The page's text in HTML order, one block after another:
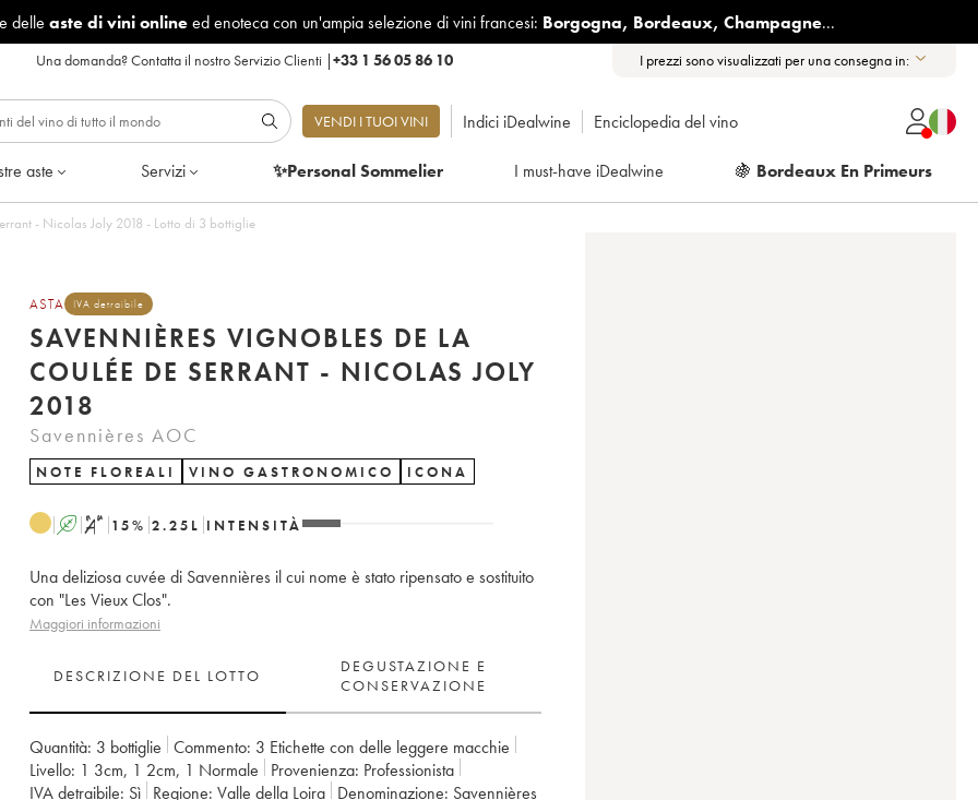
delle aste di vini onlineed enoteca con un'ampia selezione di vini francesi: Borgogna, Bordeaux, Champagne...
Una domanda?Contatta il nostro Servizio Clienti |+33 1 56 05 86 10 I prezzi sono visualizzati per una consegna in:
VENDI I TUOI VINI Indici iDealwine Enciclopedia del vino
aste Servizi ✨Personal Sommelier I must-have iDealwine 🍇 Bordeaux En Primeurs
- Nicolas Joly 2018 - Lotto di 3 bottiglie
ASTA IVA detraibile
SAVENNIÈRES VIGNOBLES DE LA
COULÉE DE SERRANT - NICOLAS JOLY
2018
Savennières AOC
NOTE FLOREALI VINO GASTRONOMICO ICONA
A S 15% 2.25 L INTENSITÀ
Una deliziosa cuvée di Savennières il cui nome è stato ripensato e sostituito
con "Les Vieux Clos".
Maggiori informazioni
DESCRIZIONE DEL LOTTO
DEGUSTAZIONE E
CONSERVAZIONE
Quantità: 3 bottiglie Commento: 3 Etichette con delle leggere macchie
Livello: 1 3cm, 1 2cm, 1 Normale Provenienza:
professionista
IVA detraibile:
sì Regione: Valle della Loira Denominazione:
Savennières